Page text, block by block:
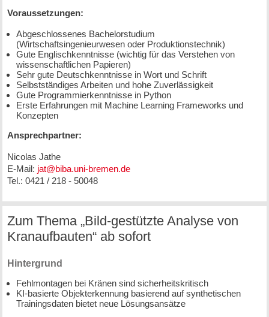
Voraussetzungen:
Abgeschlossenes Bachelorstudium
(Wirtschaftsingenieurwesen oder Produktionstechnik)
Gute Englischkenntnisse (wichtig für das Verstehen von
wissenschaftlichen Papieren)
Sehr gute Deutschkenntnisse in Wort und Schrift
Selbstständiges Arbeiten und hohe Zuverlässigkeit
Gute Programmierkenntnisse in Python
Erste Erfahrungen mit Machine Learning Frameworks und
Konzepten
Ansprechpartner:
Nicolas Jathe
E-Mail: jat@biba.uni-bremen.de
Tel.: 0421 / 218 - 50048
Zum Thema „Bild-gestützte Analyse von
Kranaufbauten“ ab sofort
Hintergrund
Fehlmontagen bei Kränen sind sicherheitskritisch
KI-basierte Objekterkennung basierend auf synthetischen
Trainingsdaten bietet neue Lösungsansätze